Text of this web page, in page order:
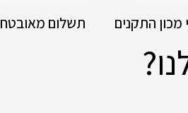
תשלום מאובטח התקנים